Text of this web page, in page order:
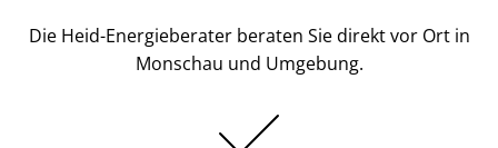
Die Heid-Energieberater beraten Sie direkt vor Ort in
Monschau und Umgebung.